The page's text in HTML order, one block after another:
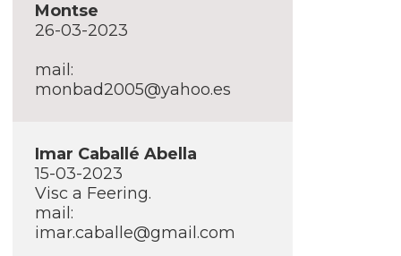
Montse
26-03-2023
mail:
monbad2005@yahoo.es
Imar Caballé Abella
15-03-2023
Visc a Feering.
mail:
imar.caballe@gmail.com